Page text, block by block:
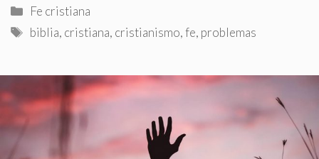
Categorías
Fe cristiana
Etiquetas
biblia, cristiana, cristianismo,fe, problemas